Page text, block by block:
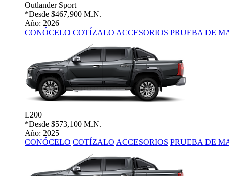
Outlander Sport
*Desde $467,900 M.N.
Año: 2026
CONÓCELO COTÍZALO ACCESORIOS PRUEBA DE
L200
*Desde $573,100 M.N.
Año: 2025
CONÓCELO COTÍZALO ACCESORIOS PRUEBA DE